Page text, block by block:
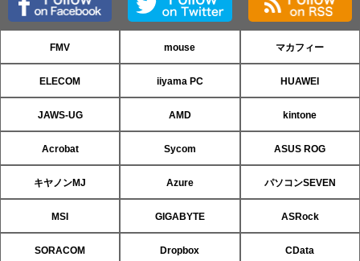
FMV mouse マカフィー
ELECOM iiyama PC HUAWEI
JAWS-UG AMD kintone
Acrobat Sycom ASUS ROG
キヤノンMJ Azure パソコンSEVEN
MSI GIGABYTE ASRock
SORACOM Dropbox CData